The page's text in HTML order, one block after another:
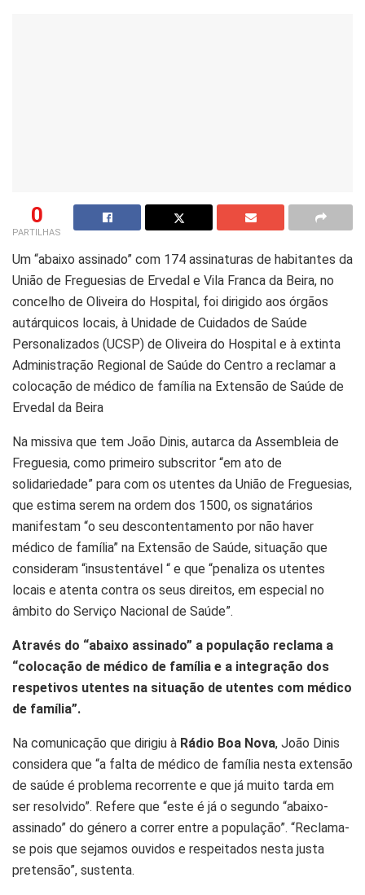
0
PARTILHAS
Um “abaixo assinado” com 174 assinaturas de habitantes da
União de Freguesias de Ervedal e Vila Franca da Beira, no
concelho de Oliveira do Hospital, foi dirigido aos órgãos
autárquicos locais, à Unidade de Cuidados de Saúde
Personalizados (UCSP) de Oliveira do Hospital e à extinta
Administração Regional de Saúde do Centro a reclamar a
colocação de médico de família na Extensão de Saúde de
Ervedal da Beira
Na missiva que tem João Dinis, autarca da Assembleia de
Freguesia, como primeiro subscritor “em ato de
solidariedade” para com os utentes da União de Freguesias,
que estima serem na ordem dos 1500, os signatários
manifestam “o seu descontentamento por não haver
médico de família” na Extensão de Saúde, situação que
consideram “insustentável “ e que “penaliza os utentes
locais e atenta contra os seus direitos, em especial no
âmbito do Serviço Nacional de Saúde”.
Através do “abaixo assinado” a população reclama a
“colocação de médico de família e a integração dos
respetivos utentes na situação de utentes com médico
de família”.
Na comunicação que dirigiu à Rádio Boa Nova, João Dinis
considera que “a falta de médico de família nesta extensão
de saúde é problema recorrente e que já muito tarda em
ser resolvido”. Refere que “este é já o segundo “abaixo-
assinado” do género a correr entre a população”. “Reclama-
se pois que sejamos ouvidos e respeitados nesta justa
pretensão”, sustenta.